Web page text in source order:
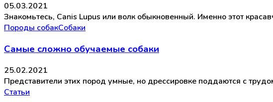
05.03.2021
Знакомьтесь, Canis Lupus или волк обыкновенный. Именно этот
Породы собакСобаки
Самые сложно обучаемые собаки
25.02.2021
Представители этих пород умные, но дрессировке поддаются с
Статьи